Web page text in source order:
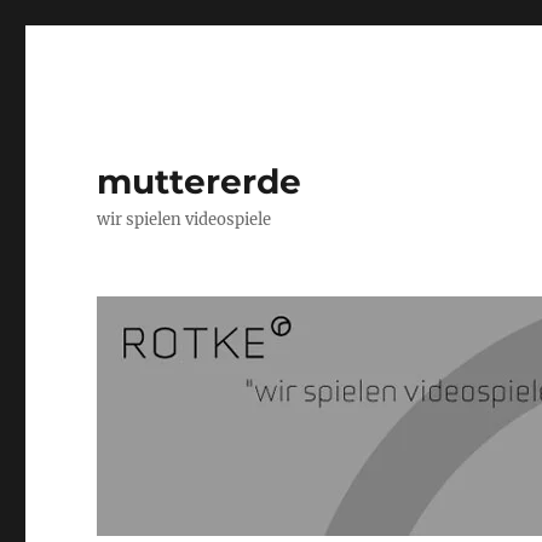
muttererde
wir spielen videospiele